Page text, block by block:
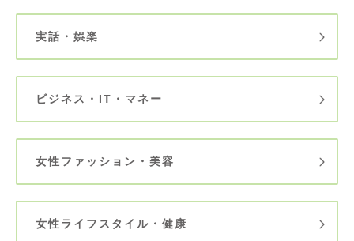
実話・娯楽
ビジネス・IT・マネー
女性ファッション・美容
女性ライフスタイル・健康